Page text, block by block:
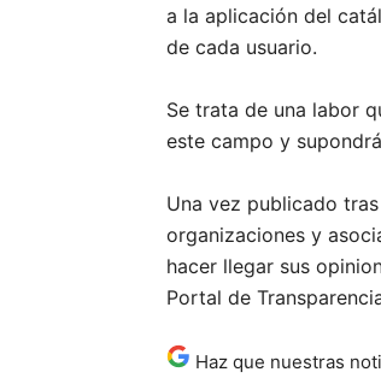
a la aplicación del
de cada usuario.
Se trata de una labor
este campo y
Una vez publicado
organizaciones y
hacer llegar sus
Portal de
Haz que nuestras